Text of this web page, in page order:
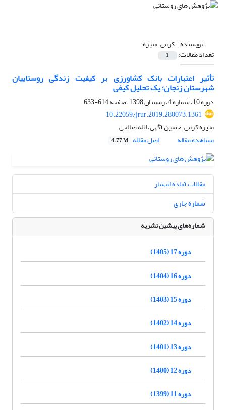
نویسنده =کرمی، منیژه
تعداد مقالات: 1
تأثیر اعتبارات بانک کشاورزی بر کیفیت زندگی روستاییان
شهرستان زنجان؛ یک تحلیل کیفی
دوره 10، شماره 4، زمستان 1398، صفحه
614-633
10.22059/jrur.2019.280073.1361
منیژه کرمی، حسین آگهی، لاله صالحی
مشاهده مقاله
اصل مقاله 4.77 M
مقالات آماده انتشار
شماره جاری
شماره‌های پیشین نشریه
دوره 17 (1405)
دوره 16 (1404)
دوره 15 (1403)
دوره 14 (1402)
دوره 13 (1401)
دوره 12 (1400)
دوره 11 (1399)